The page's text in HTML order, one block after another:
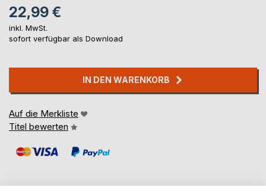
22,99 €
inkl. MwSt.
sofort verfügbar als Download
IN DEN WARENKORB
Auf die Merkliste
Titel bewerten